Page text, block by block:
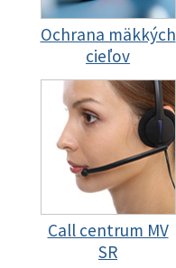
Ochrana mäkkých
cieľov
Call centrum MV
SR